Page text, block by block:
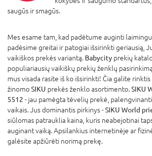
saugūs ir smagūs.
Mes esame tam, kad padėtume auginti
padėsime greitai ir patogiai išsirinkti geriausią,
vaikiškos prekės variantą. Babycity prekių
populiariausių vaikiškų prekių ženklų
mus visada rasite iš ko išsirinkti! Čia galite
žinomoSIKU prekės ženklo asortimento.SIKU
5512 - jau pamėgta tėvelių prekė,
vaikais. Jus dominantis pirkinys -SIKU World
siūlomas patrauklia kaina, kuris neabejotinai
auginant vaiką. Apsilankius internetinėje ar
galėsite apžiūrėti norimą prekę.